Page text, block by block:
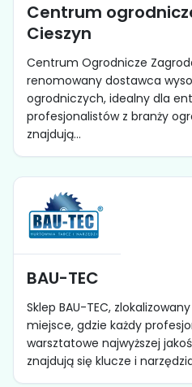
Centrum
Cieszyn
Centrum Ogrodnicze
renomowany dostawca
ogrodniczych, idealny dla
profesjonalistów z branży
znajdują...
BAU-TEC
Sklep BAU-TEC,
miejsce, gdzie każdy
warsztatowe najwyższej
znajdują się klucze i